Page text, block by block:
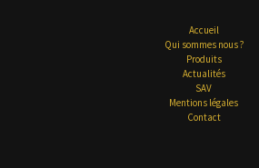
Accueil
Qui sommes nous ?
Produits
Actualités
SAV
Mentions légales
Contact